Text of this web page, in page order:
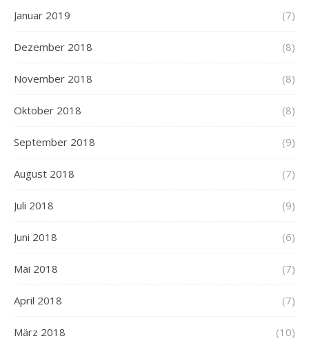
Januar 2019 (7)
Dezember 2018 (8)
November 2018 (8)
Oktober 2018 (8)
September 2018 (9)
August 2018 (7)
Juli 2018 (9)
Juni 2018 (6)
Mai 2018 (7)
April 2018 (7)
März 2018 (10)